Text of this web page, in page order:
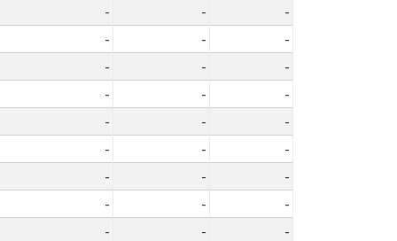
- -
-
- -
-
- -
-
- -
-
- -
-
- -
-
- -
-
- -
-
- -
-